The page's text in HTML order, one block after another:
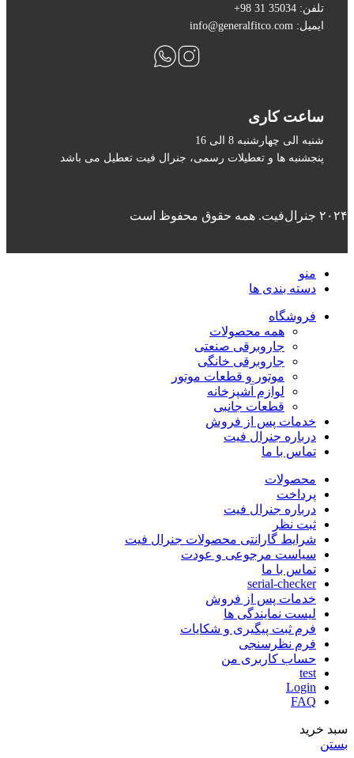
تلفن: 35034 31 98+
ایمیل: info@generalfitco.com
ساعت کاری
شنبه الی چهارشنبه 8 الی 16
پنجشنبه ها و تعطیلات رسمی، جنرال فیت تعطیل می باشد
۲۰۲۴ جنرال‌فیت. همه حقوق محفوظ است
منو
دسته بندی ها
فروشگاه
همه محصولات
جاروبرقی صنعتی
جاروبرقی خانگی
موتور و قطعات موتور
لوازم آشپزخانه
قطعات جانبی
خدمات پس از فروش
درباره جنرال فیت
تماس با ما
محصولات
پرداخت
درباره جنرال فیت
ثبت نظر
شرایط گارانتی محصولات جنرال فیت
سیاست مرجوعی و عودت
تماس با ما
serial-checker
خدمات پس از فروش
لیست نمایندگی ها
فرم ثبت پیگیری و شکایات
فرم نظرسنجی
حساب کاربری من
test
Login
FAQ
سبد خرید
بستن